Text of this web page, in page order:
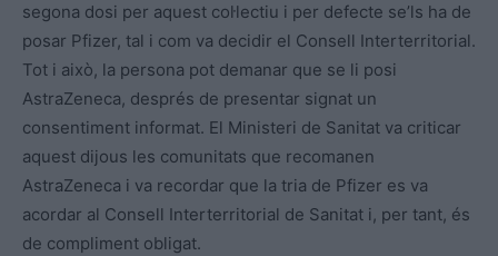
segona dosi per aquest col·lectiu i per defecte se’ls ha de
posar Pfizer, tal i com va decidir el Consell Interterritorial.
Tot i això, la persona pot demanar que se li posi
AstraZeneca, després de presentar signat un
consentiment informat. El Ministeri de Sanitat va criticar
aquest dijous les comunitats que recomanen
AstraZeneca i va recordar que la tria de Pfizer es va
acordar al Consell Interterritorial de Sanitat i, per tant, és
de compliment obligat.